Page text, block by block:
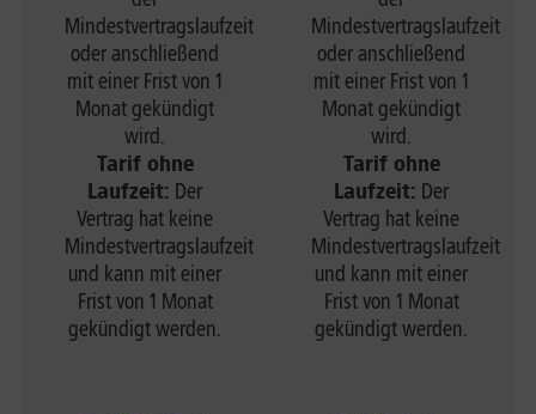
Mindestvertragslaufzeit
oder anschließend
mit einer Frist von 1
Monat gekündigt
wird.
Tarif ohne
Laufzeit: Der
Vertrag hat keine
Mindestvertragslaufzeit
und kann mit einer
Frist von 1 Monat
gekündigt werden.
Mindestvertragslaufzeit
oder anschließend
mit einer Frist von 1
Monat gekündigt
wird.
Tarif ohne
Laufzeit: Der
Vertrag hat keine
Mindestvertragslaufzeit
und kann mit einer
Frist von 1 Monat
gekündigt werden.